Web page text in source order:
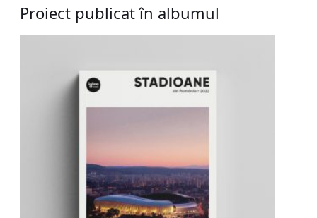
Proiect publicat în albumul